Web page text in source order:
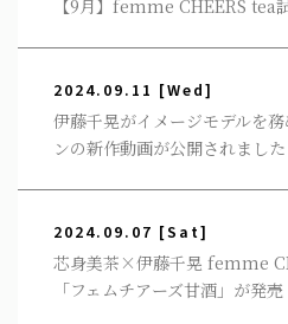
【9月】femme CHEERS tea
2024.09.11 [Wed]
伊藤千晃がイメージモデルを
ンの新作動画が公開されました
2024.09.07 [Sat]
芯身美茶×伊藤千晃 femme
「フェムチアーズ甘酒」が発売